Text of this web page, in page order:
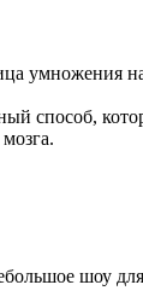
умножения
способ,
шоу